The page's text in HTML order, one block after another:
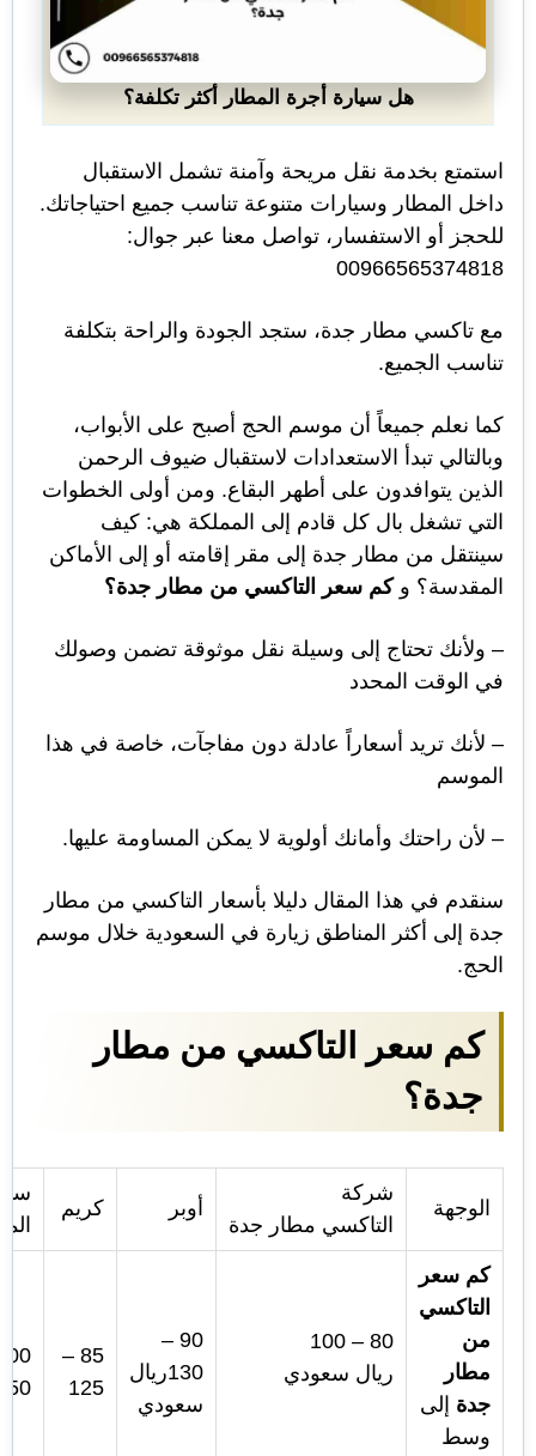
هل سيارة أجرة المطار أكثر تكلفة؟
استمتع بخدمة نقل مريحة وآمنة تشمل الاستقبال
داخل المطار وسيارات متنوعة تناسب جميع احتياجاتك.
للحجز أو الاستفسار، تواصل معنا عبر جوال:
00966565374818
مع تاكسي مطار جدة، ستجد الجودة والراحة بتكلفة
تناسب الجميع.
كما نعلم جميعاً أن موسم الحج أصبح على الأبواب،
وبالتالي تبدأ الاستعدادات لاستقبال ضيوف الرحمن
الذين يتوافدون على أطهر البقاع. ومن أولى الخطوات
التي تشغل بال كل قادم إلى المملكة هي: كيف
سينتقل من مطار جدة إلى مقر إقامته أو إلى الأماكن
المقدسة؟ وكم سعر التاكسي من مطار جدة؟
– ولأنك تحتاج إلى وسيلة نقل موثوقة تضمن وصولك
في الوقت المحدد
– لأنك تريد أسعاراً عادلة دون مفاجآت، خاصة في هذا
الموسم
– لأن راحتك وأمانك أولوية لا يمكن المساومة عليها.
سنقدم في هذا المقال دليلا بأسعار التاكسي من مطار
جدة إلى أكثر المناطق زيارة في السعودية خلال موسم
الحج.
كم سعر التاكسي من مطار
جدة؟
الوجهة
شركة
التاكسي مطار جدة
أوبر كريم
كم سعر
التاكسي
من
مطار
جدة إلى
وسط
80 – 100
ريال سعودي
90 –
130ريال
سعودي
85 –
125